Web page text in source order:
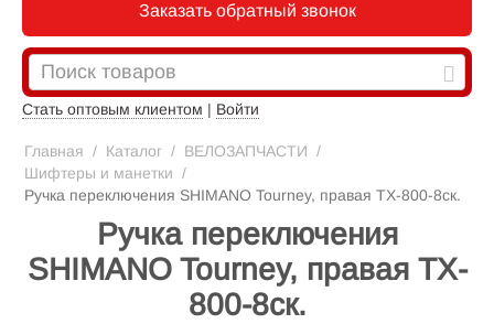
Заказать обратный звонок
Стать оптовым клиентом | Войти
Главная / Каталог / ВЕЛОЗАПЧАСТИ /
Шифтеры и манетки /
Ручка переключения SHIMANO Tourney, правая TX-800-8ск.
Ручка переключения
SHIMANO Tourney, правая TX-
800-8ск.